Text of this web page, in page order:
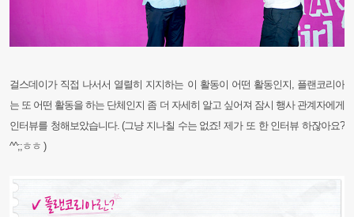
걸스데이가 직접 나서서 열렬히 지지하는 이 활동이 어떤 활동인지, 플랜코리아
는 또 어떤 활동을 하는 단체인지 좀 더 자세히 알고 싶어져 잠시 행사 관계자에게
인터뷰를 청해보았습니다. (그냥 지나칠 수는 없죠! 제가 또 한 인터뷰 하잖아요?
^^;;ㅎㅎ )